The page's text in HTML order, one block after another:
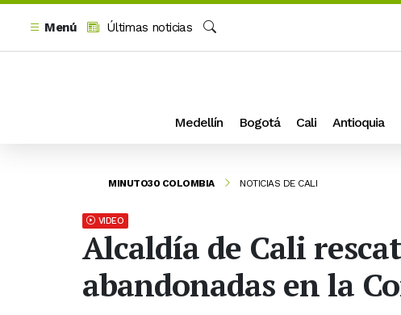
Menú
Últimas noticias
Medellín Bogotá Cali Antioquia
MINUTO30 COLOMBIA NOTICIAS DE CALI
VIDEO
Alcaldía de Cali
abandonadas en la